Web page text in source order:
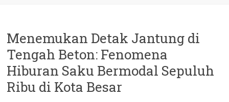
Menemukan Detak Jantung di
Tengah Beton: Fenomena
Hiburan Saku Bermodal Sepuluh
Ribu di Kota Besar